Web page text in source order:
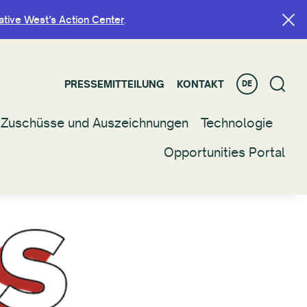
West’s Action Center.
PRESSEMITTEILUNG KONTAKT DE
Zuschüsse und Auszeichnungen
Technologie
Opportunities Portal
West’s Action Center.
PRESSEMITTEILUNG KONTAKT DE
Zuschüsse und Auszeichnungen
Technologie
Opportunities Portal